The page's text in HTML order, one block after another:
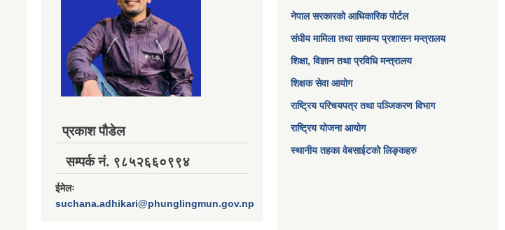
प्रकाश पौडेल
सम्पर्क नं. ९८५२६६०९९४
ईमेलः
suchana.adhikari@phunglingmun.gov.np
नेपाल सरकारको आधिकारिक पोर्टल
संघीय मामिला तथा सामान्य प्रशासन मन्त्रालय
शिक्षा, विज्ञान तथा प्रविधि मन्त्रालय
शिक्षक सेवा आयोग
राष्ट्रिय परिचयपत्र तथा पञ्जिकरण विभाग
राष्ट्रिय योजना आयोग
स्थानीय तहका वेबसाईटको लिङ्कहरु